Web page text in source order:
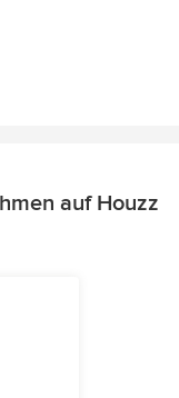
auf Houzz